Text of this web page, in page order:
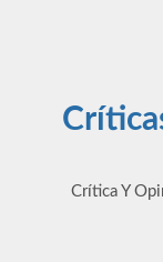
Crítica Y